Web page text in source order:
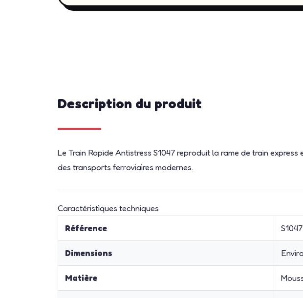
Description du produit
Le Train Rapide Antistress S1047 reproduit la rame de train
des transports ferroviaires modernes.
Caractéristiques techniques
Référence
S1047
Dimensions
Matière